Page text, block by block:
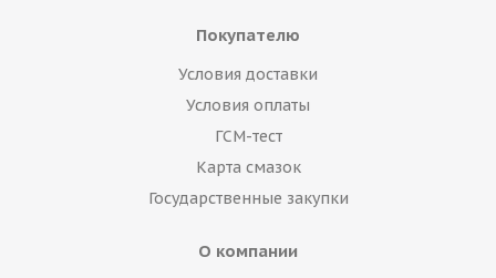
Покупателю
Условия доставки
Условия оплаты
ГСМ-тест
Карта смазок
Государственные закупки
О компании